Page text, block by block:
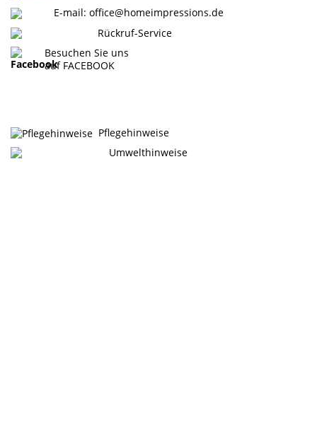
E-mail: office@homeimpressions.de
Rückruf-Service
Besuchen Sie uns
auf FACEBOOK
Pflegehinweise
Umwelthinweise